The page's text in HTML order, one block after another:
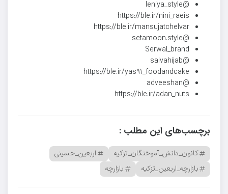
@leniya_style
https://ble.ir/nini_raeis
https://ble.ir/mansujatchelvar
@setamoon.style
Serwal_brand
@salvahijab
https://ble.ir/yas91_foodandcake
@adveeshan
https://ble.ir/adan_nuts
برچسب‌های این مطلب :
کانون_دانش_آموختگان_تزکیه
اربعین_حسینی
بازارچه_اربعین_تزکیه
بازارچه